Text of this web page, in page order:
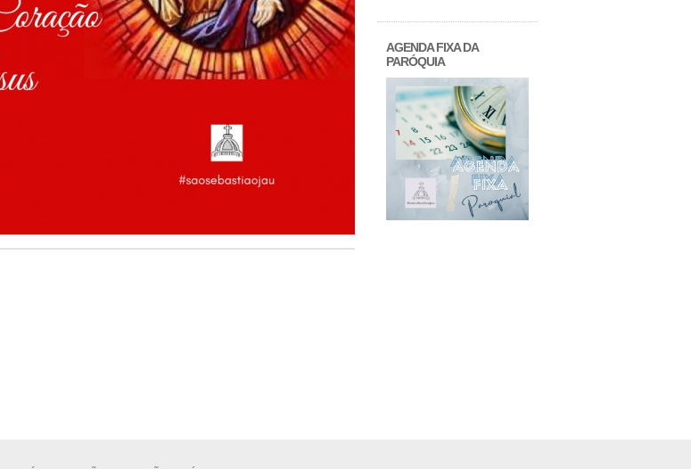
AGENDA FIXA DA
PARÓQUIA